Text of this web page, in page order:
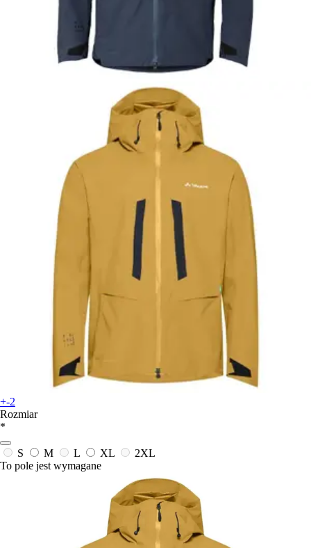
+-2
Rozmiar
*
S M L XL
2XL
To pole jest wymagane